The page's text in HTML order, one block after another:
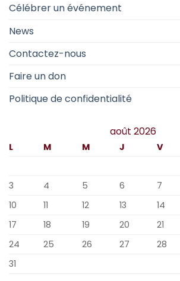
Célébrer un événement
News
Contactez-nous
Faire un don
Politique de confidentialité
août 2026
L M M J V
3
4 5 6 7
10
11 12 13 14
17
18 19 20 21
24
25 26 27 28
31